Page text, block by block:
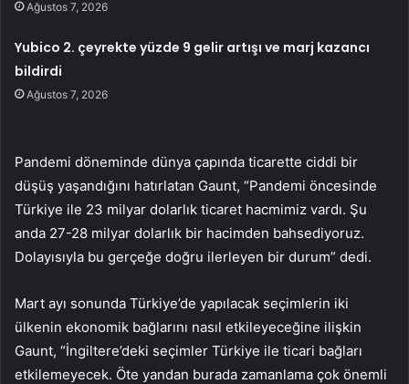
Ağustos 7, 2026
Yubico 2. çeyrekte yüzde 9 gelir artışı ve marj kazancı
bildirdi
Ağustos 7, 2026
Pandemi döneminde dünya çapında ticarette ciddi bir
düşüş yaşandığını hatırlatan Gaunt, “Pandemi öncesinde
Türkiye ile 23 milyar dolarlık ticaret hacmimiz vardı. Şu
anda 27-28 milyar dolarlık bir hacimden bahsediyoruz.
Dolayısıyla bu gerçeğe doğru ilerleyen bir durum” dedi.
Mart ayı sonunda Türkiye’de yapılacak seçimlerin iki
ülkenin ekonomik bağlarını nasıl etkileyeceğine ilişkin
Gaunt, “İngiltere’deki seçimler Türkiye ile ticari bağları
etkilemeyecek. Öte yandan burada zamanlama çok önemli